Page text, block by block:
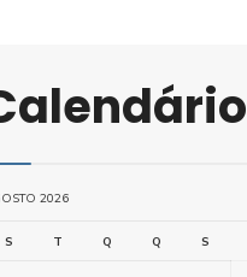
2026
S T Q Q S